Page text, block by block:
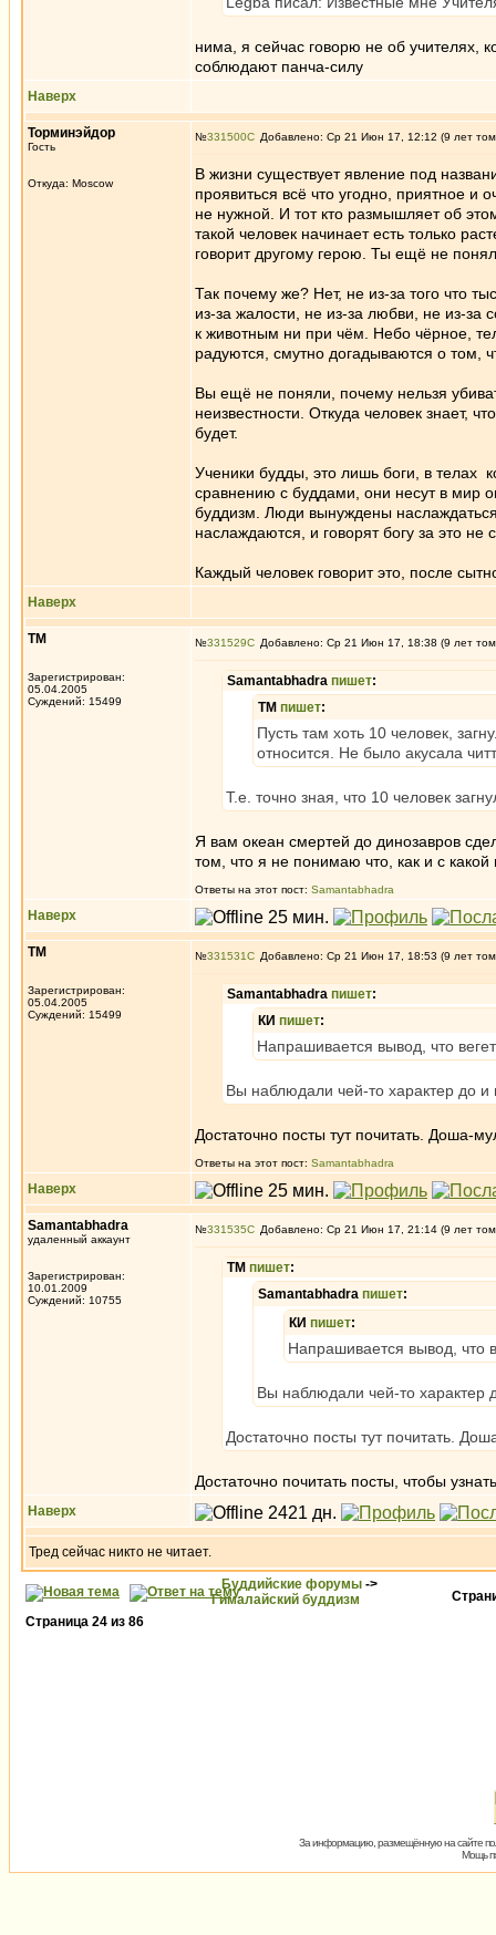
нима, я сейчас говорю не об учителях,
соблюдают панча-силу
Наверх
Торминэйдор
Гость
Откуда: Moscow
№331500 Добавлено: Ср 21 Июн 17, 12:12 (9 лет
В жизни существует явление под
проявиться всё что угодно, приятное
не нужной. И тот кто размышляет об
такой человек начинает есть только
говорит другому герою. Ты ещё не
Так почему же? Нет, не из-за того что
из-за жалости, не из-за любви, не из-
к животным ни при чём. Небо чёрное,
радуются, смутно догадываются о том,
Вы ещё не поняли, почему нельзя
неизвестности. Откуда человек знает,
будет.
Ученики будды, это лишь боги, в телах
сравнению с буддами, они несут в мир
буддизм. Люди вынуждены
наслаждаются, и говорят богу за это не
Каждый человек говорит это, после
Наверх
ТМ
Зарегистрирован:
05.04.2005
Суждений: 15499
№331529 Добавлено: Ср 21 Июн 17, 18:38 (9 лет
Samantabhadra пишет:
ТМ пишет:
Пусть там хоть 10 человек,
относится. Не было акусала
Т.е. точно зная, что 10 человек
Я вам океан смертей до динозавров
том, что я не понимаю что, как и с
Ответы на этот пост: Samantabhadra
Наверх
ТМ
Зарегистрирован:
05.04.2005
Суждений: 15499
№331531 Добавлено: Ср 21 Июн 17, 18:53 (9 лет
Samantabhadra пишет:
КИ пишет:
Напрашивается вывод, что
Вы наблюдали чей-то характер до и
Достаточно посты тут почитать. Доша-
Ответы на этот пост: Samantabhadra
Наверх
Samantabhadra
удаленный аккаунт
Зарегистрирован:
10.01.2009
Суждений: 10755
№331535 Добавлено: Ср 21 Июн 17, 21:14 (9 лет
ТМ пишет:
Samantabhadra пишет:
КИ пишет:
Напрашивается вывод, что
Вы наблюдали чей-то характер
Достаточно посты тут почитать.
Достаточно почитать посты, чтобы
Наверх
Тред сейчас никто не читает.
Буддийские форумы ->
Гималайский буддизм
Страница 24 из 86
За информацию, размещённую на сайте
Мощь